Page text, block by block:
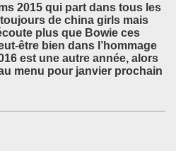
2015 qui part dans tous les
de china girls mais
plus que Bowie ces
être bien dans l’hommage
est une autre année, alors
menu pour janvier prochain